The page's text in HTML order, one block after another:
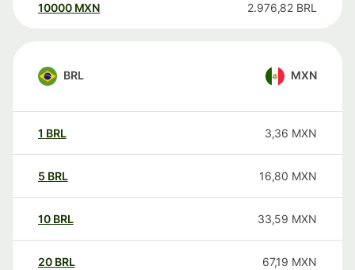
10000 MXN 2.976,82 BRL
BRL MXN
1 BRL 3,36 MXN
5 BRL 16,80 MXN
10 BRL 33,59 MXN
20 BRL 67,19 MXN